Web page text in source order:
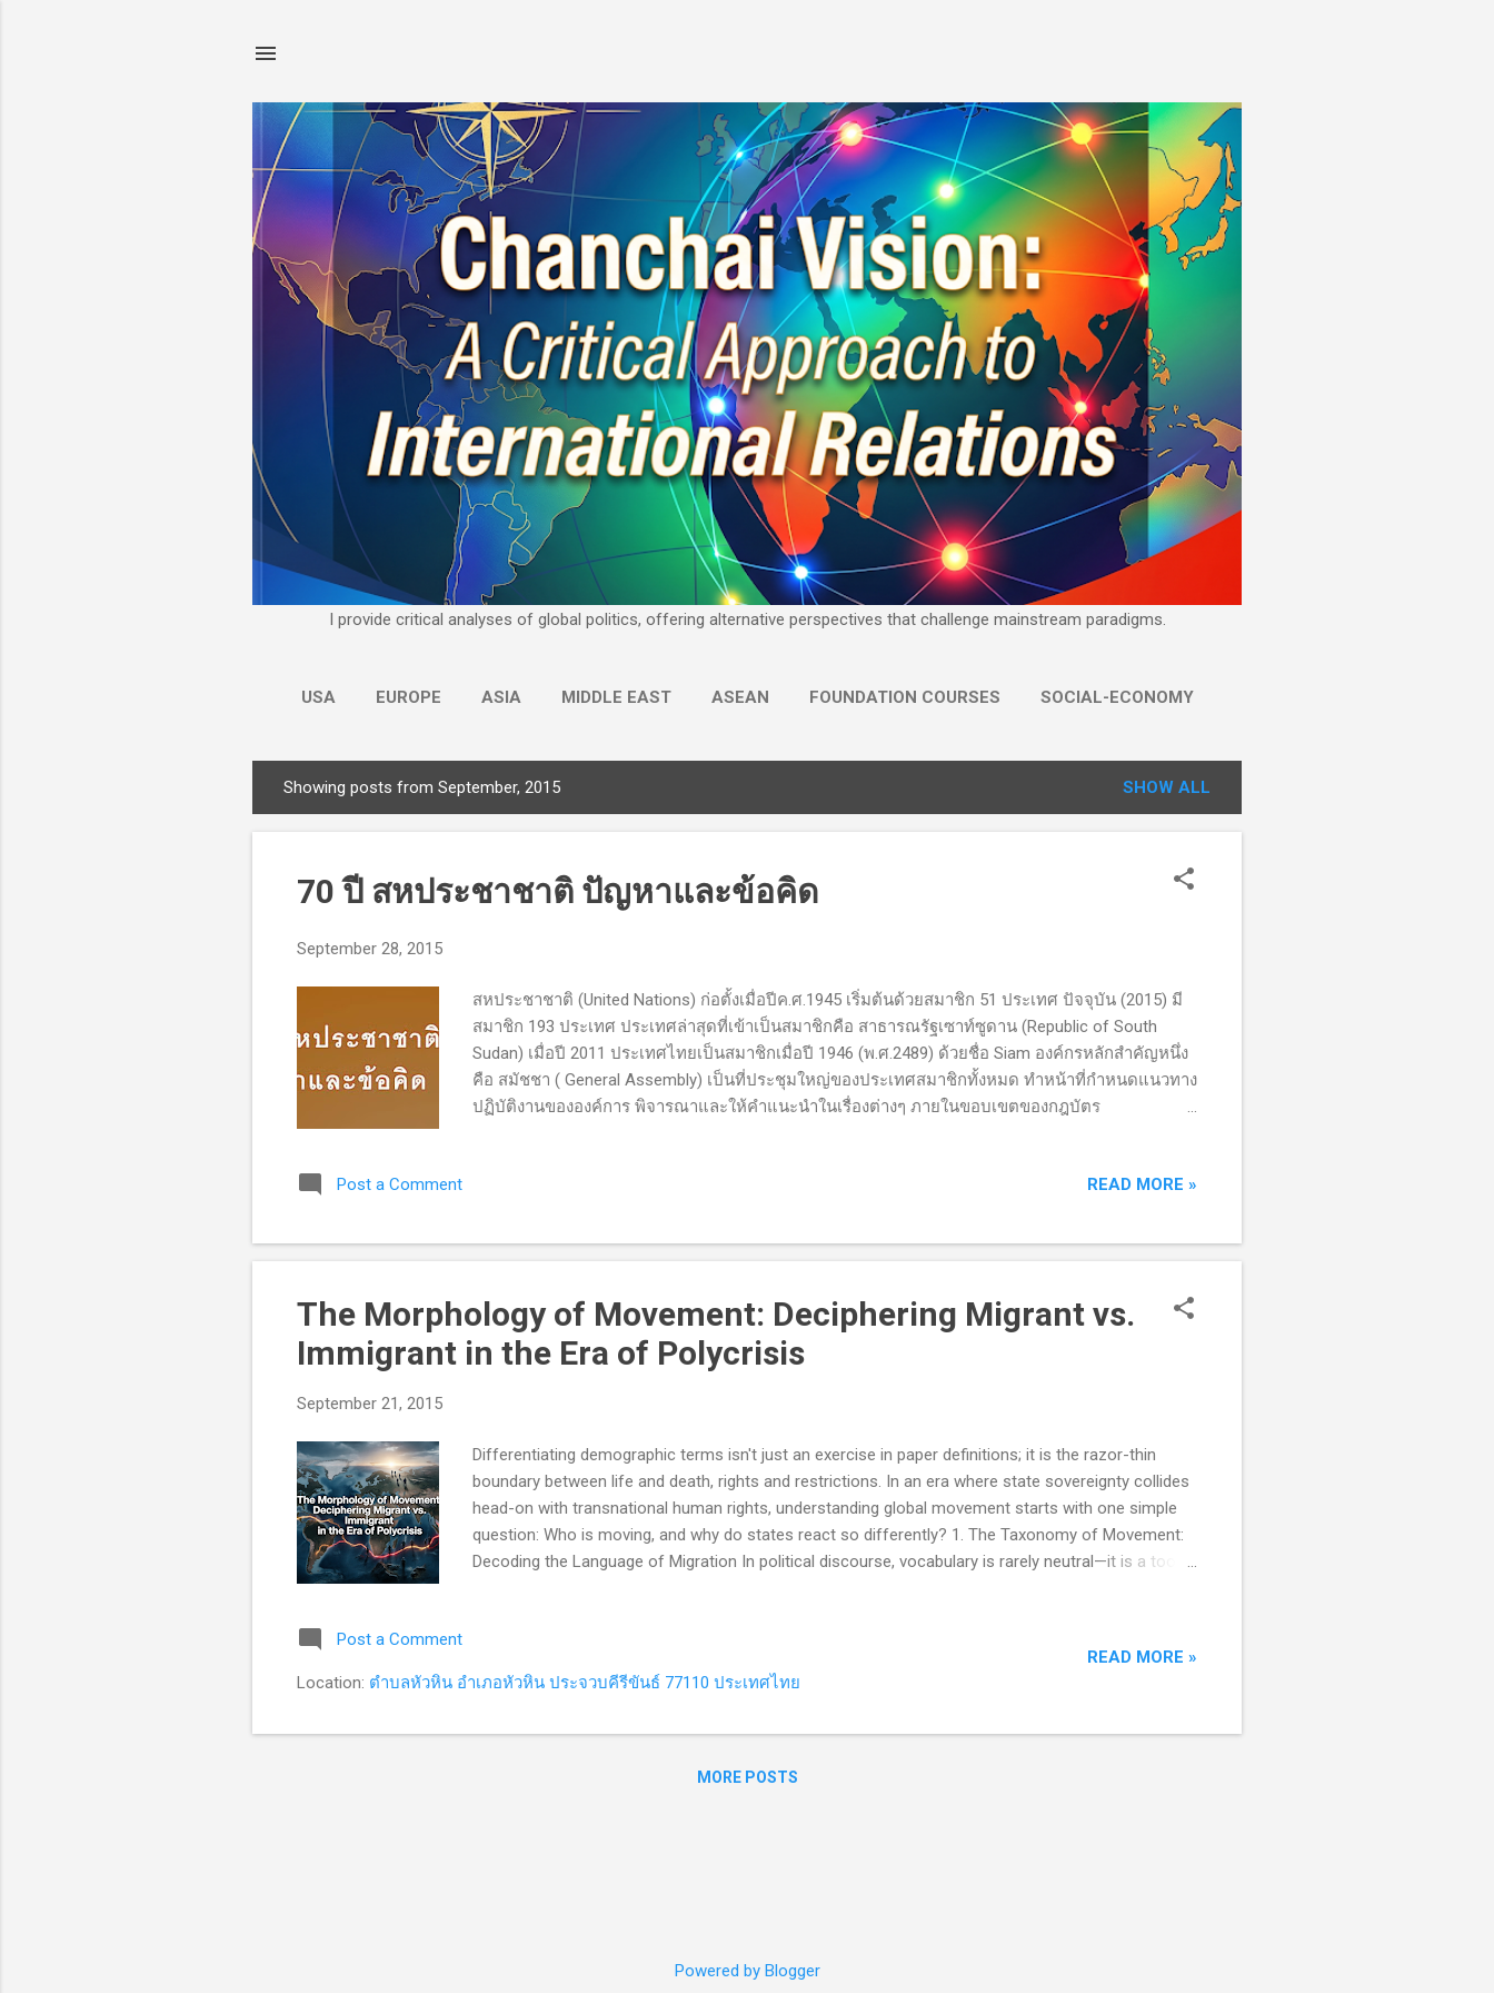
I provide critical analyses of global politics, offering alternative perspectives that challenge mainstream paradigms.
USA EUROPE ASIA MIDDLE EAST ASEAN FOUNDATION COURSES SOCIAL-ECONOMY
o
Showing posts from September, 2015 SHOW ALL
70 ปี สหประชาชาติ ปัญหาและข้อคิด
September 28, 2015
สหประชาชาติ (United Nations) ก่อตั้งเมื่อปีค.ศ.1945 เริ่มต้นด้วยสมาชิก 51 ประเทศ ปัจจุบัน (2015) มี
สมาชิก 193 ประเทศ ประเทศล่าสุดที่เข้าเป็นสมาชิกคือ สาธารณรัฐเซาท์ซูดาน (Republic of South
Sudan) เมื่อปี 2011 ประเทศไทยเป็นสมาชิกเมื่อปี 1946 (พ.ศ.2489) ด้วยชื่อ Siam องค์กรหลักสำคัญหนึ่ง
คือ สมัชชา ( General Assembly) เป็นที่ประชุมใหญ่ของประเทศสมาชิกทั้งหมด ทำหน้าที่กำหนดแนวทาง
ปฏิบัติงานขององค์การ พิจารณาและให้คำแนะนำในเรื่องต่างๆ ภายในขอบเขตของกฎบัตร
ตัวแทนสมาชิกทุกประเทศเข้าร่วมโดยพร้อมเพรียง การประชุมที่รวมผู้นำ บุคคลสำคัญเกือบ 200
แต่ละประเทศ เป็นช่วงที่เรียกว่า “ General Debate ” ผู้นำของแต่ละประเทศมักจะกล่าวแถลงการณ์ด้วย
ตนเอง เนื้อหาถ้อยแถลงมักเกี่ยวข้องวิสัยทัศน์ นโยบายแม่บทของแต่ละประเทศ อาจนำเสนอปัญหาภาย
Post a Comment READ MORE »
The Morphology of Movement: Deciphering Migrant vs.
Immigrant in the Era of Polycrisis
September 21, 2015
Differentiating demographic terms isn't just an exercise in paper definitions; it is the razor-thin
boundary between life and death, rights and restrictions. In an era where state sovereignty collides
head-on with transnational human rights, understanding global movement starts with one simple
question: Who is moving, and why do states react so differently? 1. The Taxonomy of Movement:
Decoding the Language of Migration In political discourse, vocabulary is rarely neutral—it is a tool
their country of origin. Generally, this refers to a stay exceeding one year. Key Characteristics: It
Post a Comment
Location: ตำบลหัวหิน อำเภอหัวหิน ประจวบคีรีขันธ์ 77110 ประเทศไทย
READ MORE »
MORE POSTS
Powered by Blogger